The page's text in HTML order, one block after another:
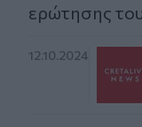
ερώτησης
12.10.2024